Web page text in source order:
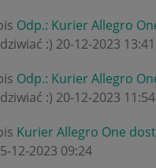
Odp.: Kurier Allegro
:) ‎20-12-2023 13:41
Odp.: Kurier Allegro
:) ‎20-12-2023 11:54
Kurier Allegro One
12-2023 09:24